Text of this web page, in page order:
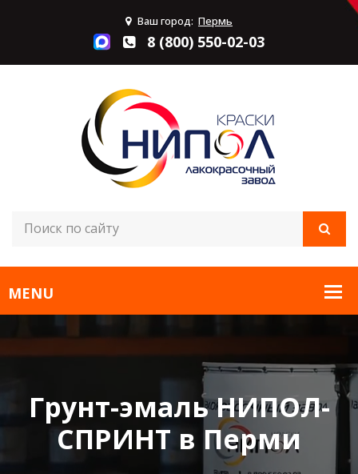
Ваш город: Пермь
8 (800) 550-02-03
Грунт-эмаль НИПОЛ-
СПРИНТ в Перми